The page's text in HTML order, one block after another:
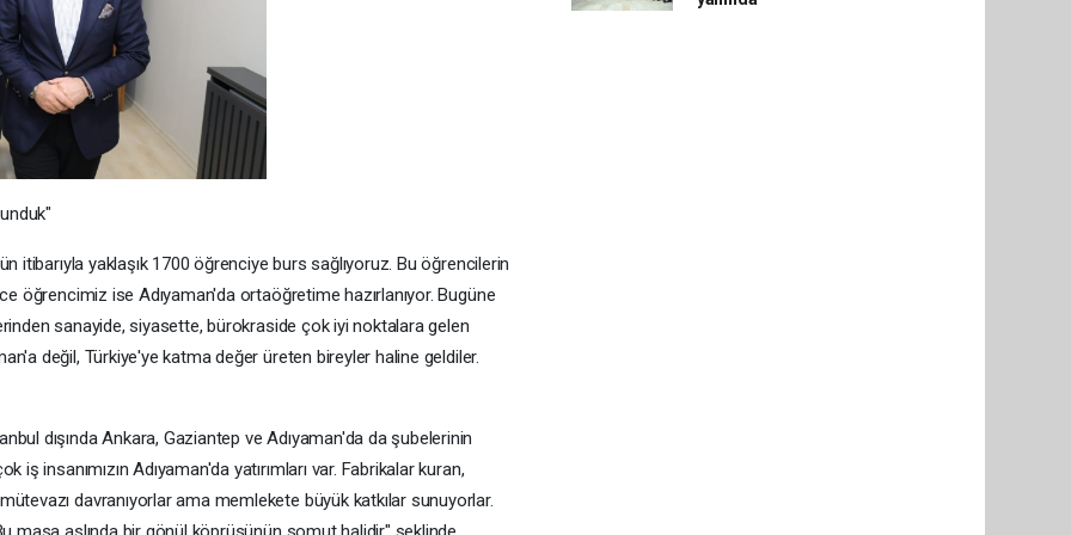
itibarıyla yaklaşık 1700 öğrenciye burs sağlıyoruz. Bu öğrencilerin
öğrencimiz ise Adıyaman'da ortaöğretime hazırlanıyor. Bugüne
sanayide, siyasette, bürokraside çok iyi noktalara gelen
değil, Türkiye'ye katma değer üreten bireyler haline geldiler.
dışında Ankara, Gaziantep ve Adıyaman'da da şubelerinin
insanımızın Adıyaman'da yatırımları var. Fabrikalar kuran,
davranıyorlar ama memlekete büyük katkılar sunuyorlar.